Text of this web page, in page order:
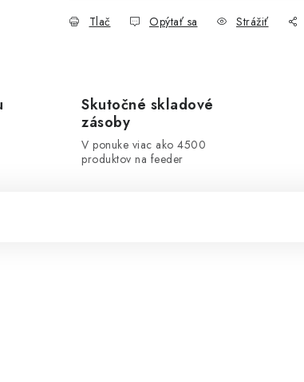
Tlač Opýtať sa Strážiť
Skutočné skladové
zásoby
V ponuke viac ako 4500
produktov na feeder